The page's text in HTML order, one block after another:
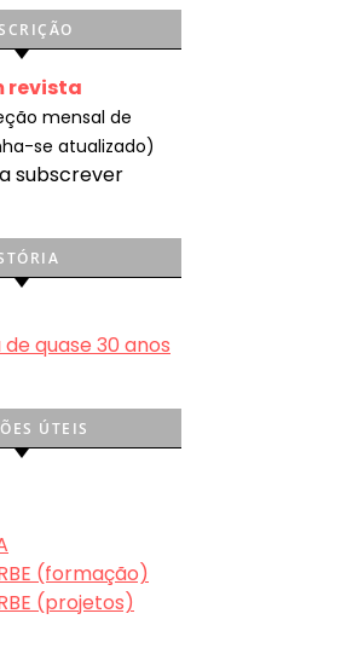
revista
mensal de
se atualizado)
subscrever
quase 30 anos
ÚTEIS
(formação)
(projetos)